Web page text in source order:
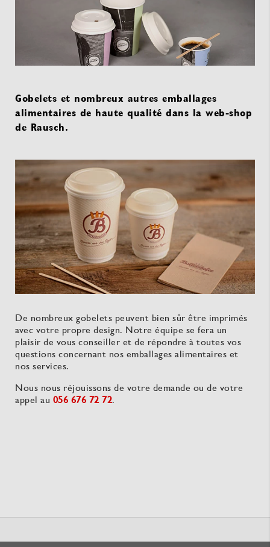
Gobelets et nombreux autres emballages
alimentaires de haute qualité dans la web-shop
de Rausch.
De nombreux gobelets peuvent bien sûr être imprimés
avec votre propre design. Notre équipe se fera un
plaisir de vous conseiller et de répondre à toutes vos
questions concernant nos emballages alimentaires et
nos services.
Nous nous réjouissons de votre demande ou de votre
appel au 056 676 72 72.